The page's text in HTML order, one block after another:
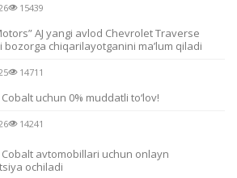
15439
AJ yangi avlod Chevrolet Traverse
bozorga chiqarilayotganini ma’lum qiladi
14711
uchun 0% muddatli to‘lov!
14241
avtomobillari uchun onlayn
ochiladi